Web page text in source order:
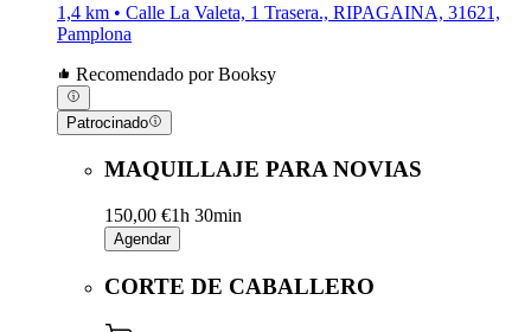
1,4 km • Calle La Valeta, 1 Trasera., RIPAGAINA, 31621,
Pamplona
Recomendado por Booksy
Patrocinado
MAQUILLAJE PARA NOVIAS
150,00 €1h 30min
Agendar
CORTE DE CABALLERO